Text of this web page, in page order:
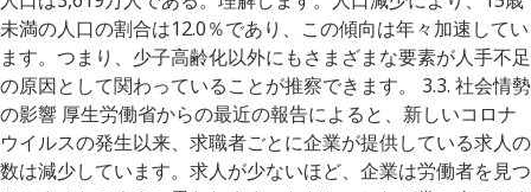
未満の人口の割合は12.0％であり、この傾向は年々加速してい
ます。つまり、少子高齢化以外にもさまざまな要素が人手不足
の原因として関わっていることが推察できます。 3.3. 社会情勢
の影響 厚生労働省からの最近の報告によると、新しいコロナ
ウイルスの発生以来、求職者ごとに企業が提供している求人の
数は減少しています。求人が少ないほど、企業は労働者を見つ